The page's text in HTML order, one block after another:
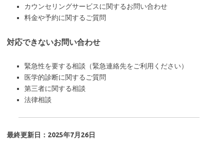
カウンセリングサービスに関するお問い合わせ
料金や予約に関するご質問
対応できないお問い合わせ
緊急性を要する相談（緊急連絡先をご利用ください）
医学的診断に関するご質問
第三者に関する相談
法律相談
最終更新日：2025年7月26日